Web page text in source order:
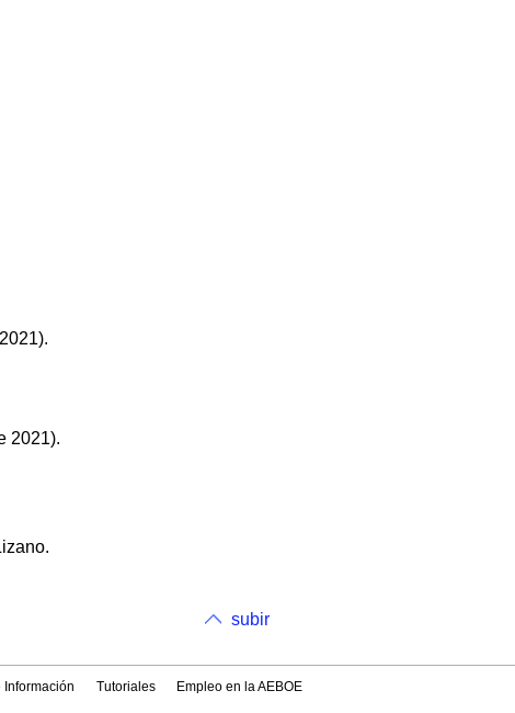
2021).
subir
Información Tutoriales Empleo en la AEBOE